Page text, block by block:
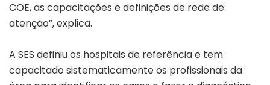
COE, as capacitações e definições de rede de
atenção”, explica.
A SES definiu os hospitais de referência e tem
capacitado sistematicamente os profissionais da